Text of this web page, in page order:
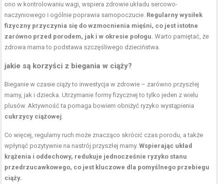
ono w kontrolowaniu wagi, wspiera zdrowie układu sercowo-
naczyniowego i ogólnie poprawia samopoczucie. Regularny wysiłek
fizyczny przyczynia się do wzmocnienia mięśni, co jest istotne
zarówno przed porodem, jak i w okresie połogu. Warto pamiętać, że
zdrowa mama to podstawa szczęśliwego dzieciństwa.
jakie są korzyści z biegania w ciąży?
Bieganie w czasie ciąży to inwestycja w zdrowie – zarówno przyszłej
mamy, jak i dziecka. Utrzymanie formy fizycznej to tylko jeden z wielu
plusów. Aktywność ta pomaga bowiem obniżyć ryzyko wystąpienia
cukrzycy ciążowej
Co więcej, regularny ruch może znacząco skrócić czas porodu, a także
wpłynąć pozytywnie na nastrój przyszłej mamy.Wspierając układ
krążenia i oddechowy, redukuje jednocześnie ryzyko stanu
przedrzucawkowego, co jest kluczowe dla pomyślnego przebiegu
ciąży.